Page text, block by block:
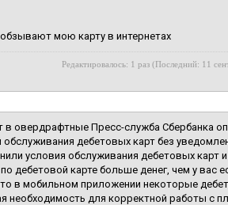
мою карту в интернетах
Редактировалось: 1 раз (Последний: 11
овердрафтные Пресс-служба Сбербанка
дебетовых карт без
условия обслуживания дебетовых карт
дебетовой карте больше денег, чем у вас
в мобильном приложении некоторые
необходимость для корректной работы с